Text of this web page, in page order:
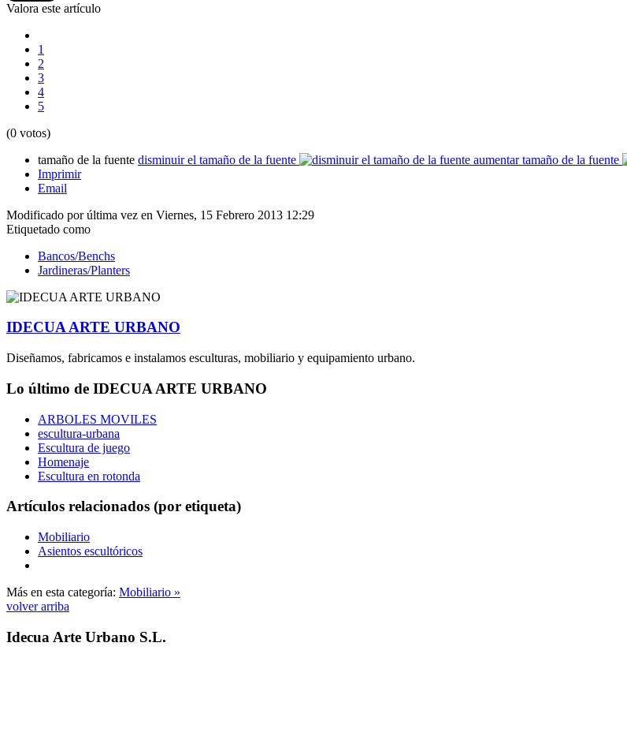
Valora este artículo
1
2
3
4
5
(0 votos)
tamaño de la fuente disminuir el tamaño de la fuente
aumentar tamaño de la fuente
Imprimir
Email
Modificado por última vez en Viernes, 15 Febrero 2013 12:29
Etiquetado como
Bancos/Benchs
Jardineras/Planters
IDECUA ARTE URBANO
Diseñamos, fabricamos e instalamos esculturas, mobiliario y equipamiento urbano.
Lo último de IDECUA ARTE URBANO
ARBOLES MOVILES
escultura-urbana
Escultura de juego
Homenaje
Escultura en rotonda
Artículos relacionados (por etiqueta)
Mobiliario
Asientos escultóricos
Más en esta categoría: Mobiliario »
volver arriba
Idecua Arte Urbano S.L.